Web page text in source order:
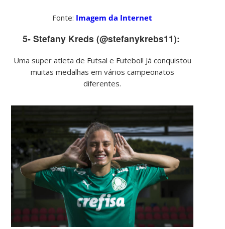
Fonte: Imagem da Internet
5- Stefany Kreds (@stefanykrebs11):
Uma super atleta de Futsal e Futebol! Já conquistou
muitas medalhas em vários campeonatos
diferentes.